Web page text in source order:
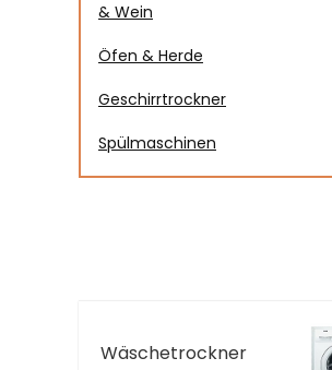
& Wein
Öfen & Herde
Geschirrtrockner
Spülmaschinen
Wäschetrockner